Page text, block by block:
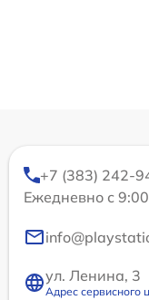
+7 (383) 242-
Ежедневно с
ул. Ленина, 3
Адрес сервисного